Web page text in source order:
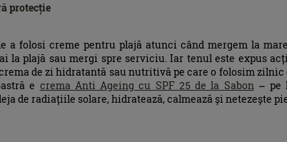
protecție
a folosi creme pentru plajă atunci când mergem la
la plajă sau mergi spre serviciu. Iar tenul este expus
de zi hidratantă sau nutritivă pe care o folosim
e crema Anti Ageing cu SPF 25 de la Sabon– pe
de radiațiile solare, hidratează, calmează și netezește